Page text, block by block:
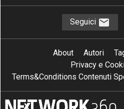
Seguici
About Autori
Privacy e
Terms&Conditions Contenuti